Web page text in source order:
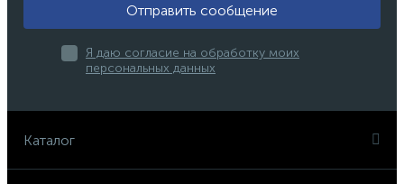
Отправить сообщение
Я даю согласие на обработку моих
персональных данных
Каталог